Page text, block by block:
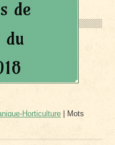
de
du
Horticulture | Mots